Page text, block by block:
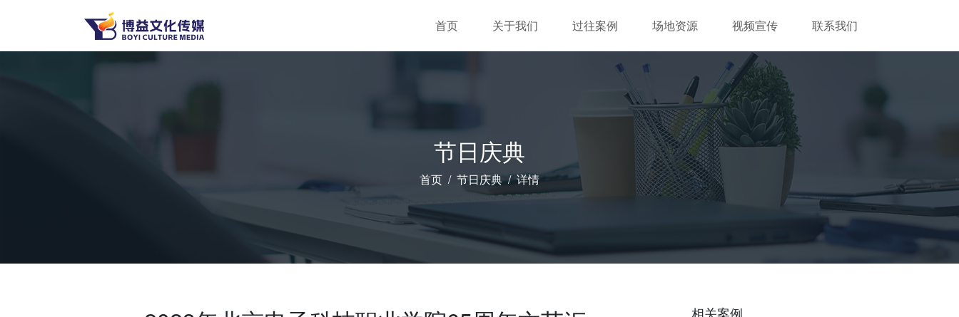
首页 关于我们 过往案例 场地资源 视频宣传 联系我们
节日庆典
首页 节日庆典 详情